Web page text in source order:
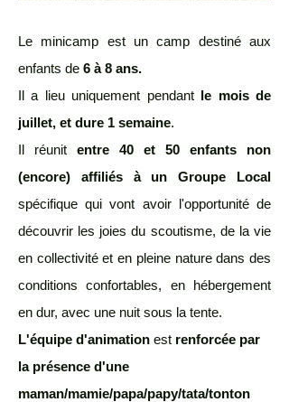
Le minicamp est un camp destiné aux
enfants de 6 à 8 ans.
Il a lieu uniquement pendant le mois de
juillet, et dure 1 semaine.
Il réunit entre 40 et 50 enfants non
(encore) affiliés à un Groupe Local
spécifique qui vont avoir l'opportunité de
découvrir les joies du scoutisme, de la vie
en collectivité et en pleine nature dans des
conditions confortables, en hébergement
en dur, avec une nuit sous la tente.
L'équipe d'animation est renforcée par
la présence d'une
maman/mamie/papa/papy/tata/tonton